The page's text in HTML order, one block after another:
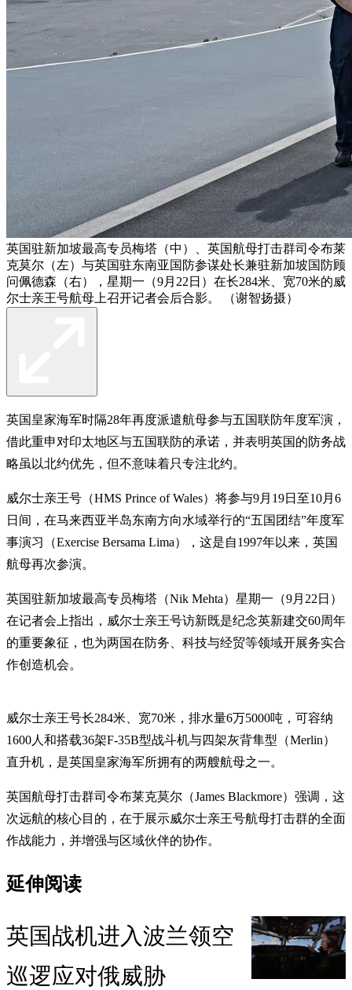
英国驻新加坡最高专员梅塔（中）、英国航母打击群司令布莱
克莫尔（左）与英国驻东南亚国防参谋处长兼驻新加坡国防顾
问佩德森（右），星期一（9月22日）在长284米、宽70米的威
尔士亲王号航母上召开记者会后合影。 （谢智扬摄）
英国皇家海军时隔28年再度派遣航母参与五国联防年度军演，
借此重申对印太地区与五国联防的承诺，并表明英国的防务战
略虽以北约优先，但不意味着只专注北约。
威尔士亲王号（HMS Prince of Wales）将参与9月19日至10月6
日间，在马来西亚半岛东南方向水域举行的“五国团结”年度军
事演习（Exercise Bersama Lima），这是自1997年以来，英国
航母再次参演。
英国驻新加坡最高专员梅塔（Nik Mehta）星期一（9月22日）
在记者会上指出，威尔士亲王号访新既是纪念英新建交60周年
的重要象征，也为两国在防务、科技与经贸等领域开展务实合
作创造机会。
威尔士亲王号长284米、宽70米，排水量6万5000吨，可容纳
1600人和搭载36架F-35B型战斗机与四架灰背隼型（Merlin）
直升机，是英国皇家海军所拥有的两艘航母之一。
英国航母打击群司令布莱克莫尔（James Blackmore）强调，这
次远航的核心目的，在于展示威尔士亲王号航母打击群的全面
作战能力，并增强与区域伙伴的协作。
延伸阅读
英国战机进入波兰领空
巡逻应对俄威胁